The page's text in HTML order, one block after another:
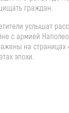
граждан.
услышат
с армией
на страницах
эпохи.